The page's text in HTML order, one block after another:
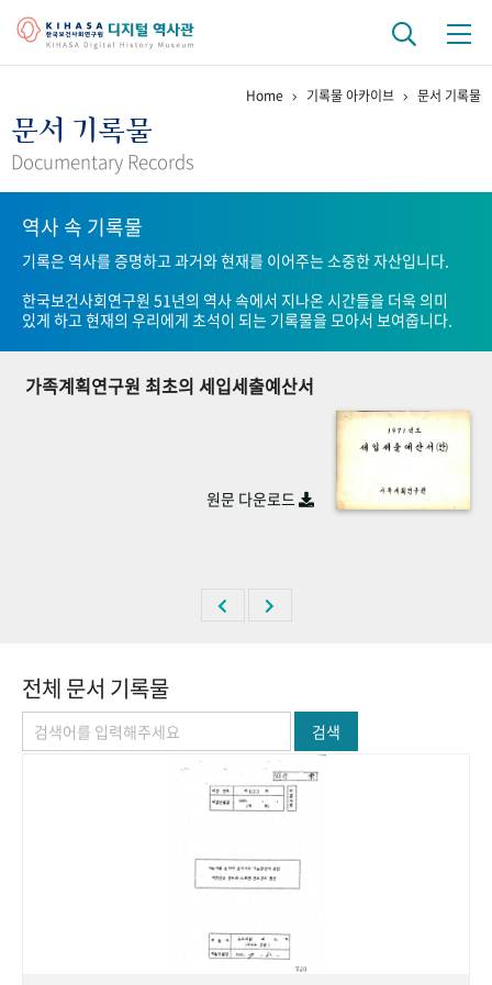
걸어온 길 기관 변천사
연구 역사
정책과 연구 키워드로 보는 연구 역사
연구자들
기록물 아카이브
사진 아카이브 문서 기록물 행정박물
숫자로 보는 50년 50+1주년 광장
Home 기록물 아카이브 문서 기록물
문서 기록물
Documentary Records
역사 속 기록물
기록은 역사를 증명하고 과거와 현재를 이어주는 소중한 자산입니다.
한국보건사회연구원 51년의 역사 속에서 지나온 시간들을 더욱 의미
있게 하고 현재의 우리에게 초석이 되는 기록물을 모아서 보여줍니다.
가족계획연구원 최초의 세입세출예산서
원문 다운로드
전체 문서 기록물
검색